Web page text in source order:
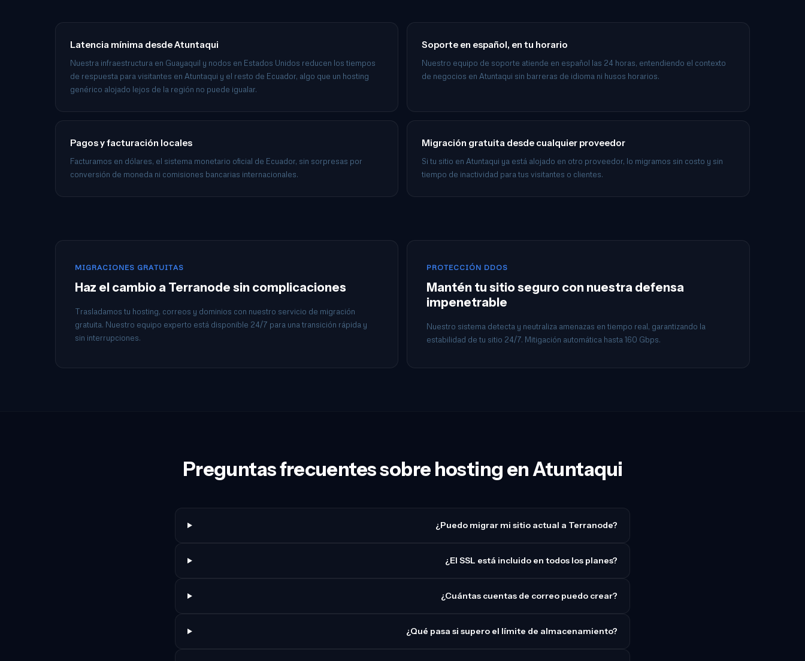
Latencia mínima desde Atuntaqui
Nuestra infraestructura en Guayaquil y nodos en Estados Unidos reducen los tiempos
de respuesta para visitantes en Atuntaqui y el resto de Ecuador, algo que un hosting
genérico alojado lejos de la región no puede igualar.
Soporte en español, en tu horario
Nuestro equipo de soporte atiende en español las 24 horas, entendiendo el contexto
de negocios en Atuntaqui sin barreras de idioma ni husos horarios.
Pagos y facturación locales
Facturamos en dólares, el sistema monetario oficial de Ecuador, sin sorpresas por
conversión de moneda ni comisiones bancarias internacionales.
Migración gratuita desde cualquier proveedor
Si tu sitio en Atuntaqui ya está alojado en otro proveedor, lo migramos sin costo y sin
tiempo de inactividad para tus visitantes o clientes.
MIGRACIONES GRATUITAS
Haz el cambio a Terranode sin complicaciones
Trasladamos tu hosting, correos y dominios con nuestro servicio de migración
gratuita. Nuestro equipo experto está disponible 24/7 para una transición rápida y
sin interrupciones.
PROTECCIÓN DDOS
Mantén tu sitio seguro con nuestra defensa
impenetrable
Nuestro sistema detecta y neutraliza amenazas en tiempo real, garantizando la
estabilidad de tu sitio 24/7. Mitigación automática hasta 160 Gbps.
Preguntas frecuentes sobre hosting en Atuntaqui
¿Puedo migrar mi sitio actual a Terranode?
¿El SSL está incluido en todos los planes?
¿Cuántas cuentas de correo puedo crear?
¿Qué pasa si supero el límite de almacenamiento?